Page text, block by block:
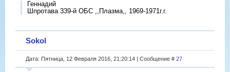
Геннадий
Шпротава 339-й ОБС ,,Плазма,, 1969-1971г.г.
Sokol
Дата: Пятница, 12 Февраля 2016, 21:20:14 | Сообщение # 27